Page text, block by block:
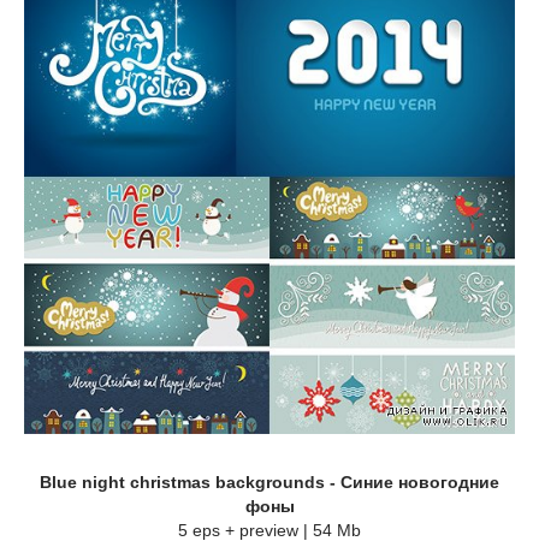
Blue night christmas backgrounds - Синие новогодние
фоны
5 eps + preview | 54 Mb